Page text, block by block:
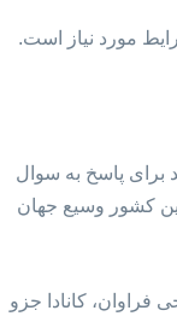
مورد نیاز است.
برای پاسخ به سوال
این کشور دومین کشور وسیع جهان
کانادا جزو